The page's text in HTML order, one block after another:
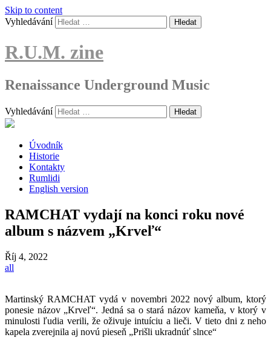
Skip to content
Vyhledávání
R.U.M. zine
Renaissance Underground Music
Vyhledávání
Úvodník
Historie
Kontakty
Rumlidi
English version
RAMCHAT vydají na konci roku nové
album s názvem „Krveľ“
Říj 4, 2022
all
Martinský RAMCHAT vydá v novembri 2022 nový album, ktorý
ponesie názov „Krveľ“. Jedná sa o stará názov kameňa, v ktorý v
minulosti ľudia verili, že oživuje intuíciu a lieči. V tieto dni z neho
kapela zverejnila aj novú pieseň „Prišli ukradnúť slnce“